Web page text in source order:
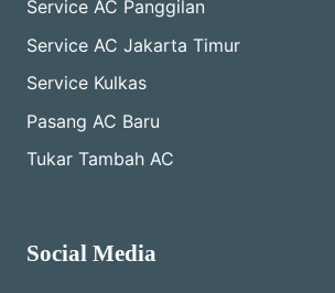
Service AC Panggilan
Service AC Jakarta Timur
Service Kulkas
Pasang AC Baru
Tukar Tambah AC
Social Media